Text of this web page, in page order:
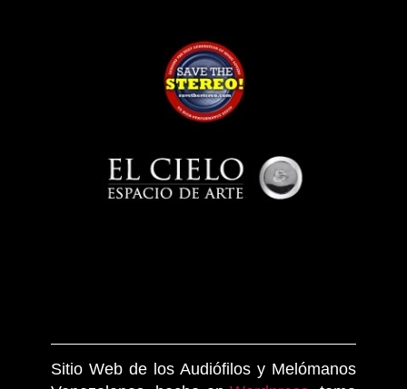
Sitio Web de los Audiófilos y Melómanos